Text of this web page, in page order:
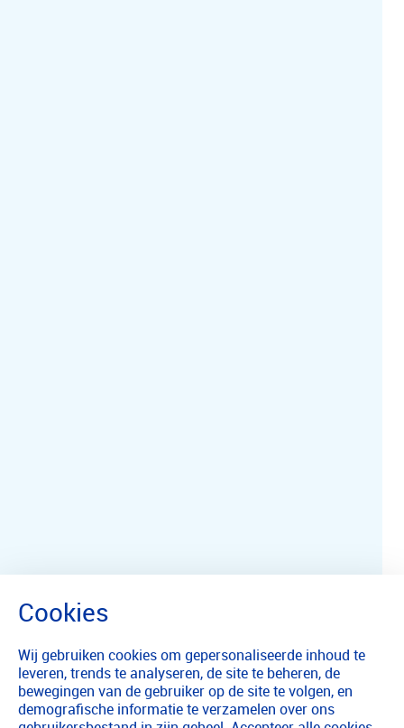
Wij gebruiken cookies om gepersonaliseerde inhoud te
leveren, trends te analyseren, de site te beheren, de
bewegingen van de gebruiker op de site te volgen, en
demografische informatie te verzamelen over ons